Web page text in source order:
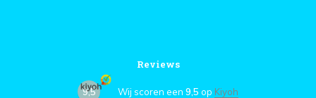
Reviews
9,5 Wij scoren een 9,5 op Kiyoh